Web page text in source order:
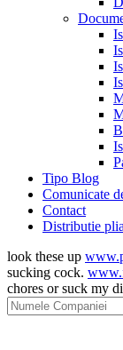
Tipo Blog
Comunicate
Contact
Distributie
look these up
sucking cock.
chores or suck my